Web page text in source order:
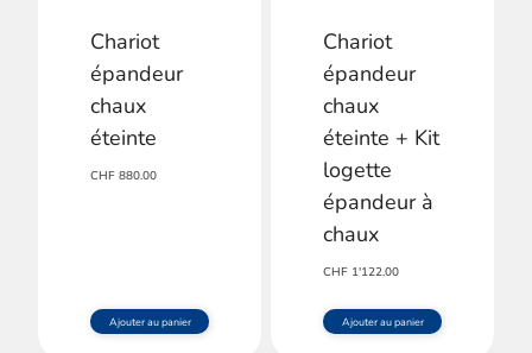
Chariot
épandeur
chaux
éteinte
CHF 880.00
Ajouter au panier
Chariot
épandeur
chaux
éteinte + Kit
logette
épandeur à
chaux
CHF 1'122.00
Ajouter au panier